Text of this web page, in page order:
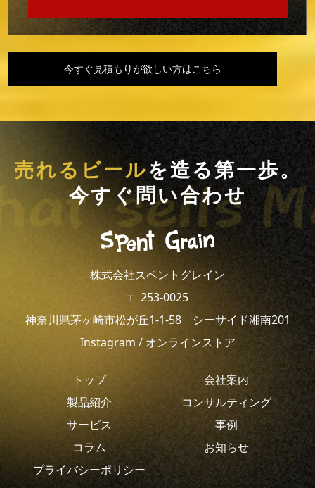
今すぐ見積もりが欲しい方はこちら
売れるビールを造る第一歩。
今すぐ問い合わせ
株式会社スペントグレイン
〒 253-0025
神奈川県茅ヶ崎市松が丘1-1-58 シーサイド湘南201
Instagram / オンラインストア
トップ
会社案内
製品紹介
コンサルティング
サービス
事例
コラム
お知らせ
プライバシーポリシー